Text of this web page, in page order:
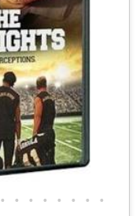
• • • • • • • •